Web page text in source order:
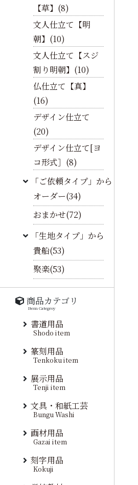
【草】(8)
文人仕立て【明
朝】(10)
文人仕立て【スジ
割り明朝】(10)
仏仕立て【真】
(16)
デザイン仕立て
(20)
デザイン仕立て[ヨ
コ形式］(8)
「ご依頼タイプ」から
オーダー(34)
おまかせ(72)
「生地タイプ」から
貴船(53)
聚楽(53)
商品カテゴリ
Item Categroy
書道用品
Shodo item
篆刻用品
Tenkoku item
展示用品
Tenji item
文具・和紙工芸
Bungu Washi
画材用品
Gazai item
刻字用品
Kokuji